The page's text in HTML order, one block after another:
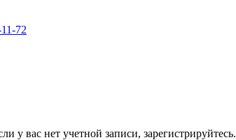
72
у вас нет учетной записи, зарегистрируйтесь.